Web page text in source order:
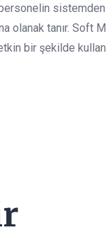
personelin
olanak tanır. Soft
bir şekilde